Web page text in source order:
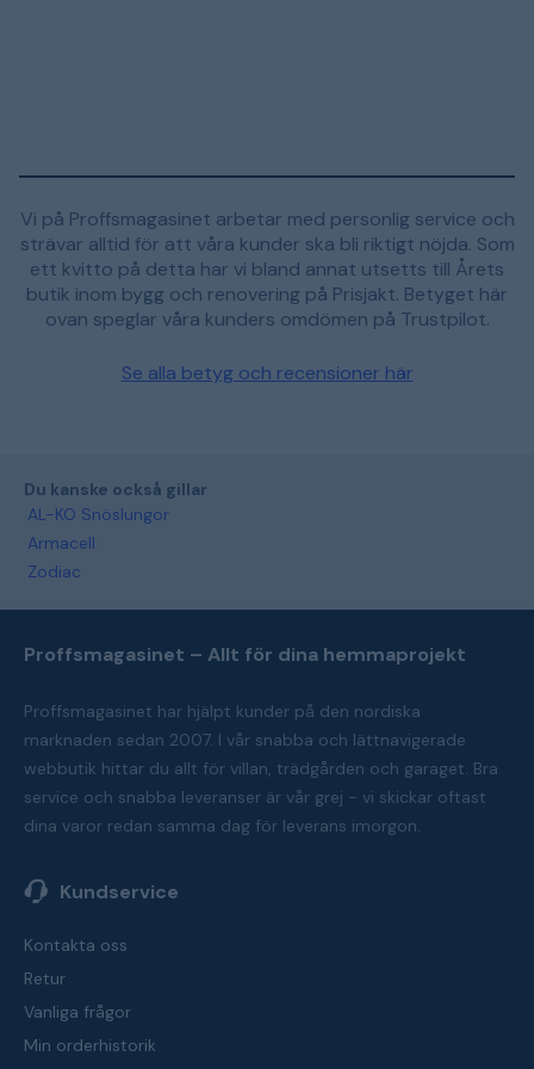
Vi på Proffsmagasinet arbetar med personlig service och
strävar alltid för att våra kunder ska bli riktigt nöjda. Som
ett kvitto på detta har vi bland annat utsetts till Årets
butik inom bygg och renovering på Prisjakt. Betyget här
ovan speglar våra kunders omdömen på Trustpilot.
Se alla betyg och recensioner här
Du kanske också gillar
AL-KO Snöslungor
Armacell
Zodiac
Proffsmagasinet – Allt för dina hemmaprojekt
Proffsmagasinet har hjälpt kunder på den nordiska
marknaden sedan 2007. I vår snabba och lättnavigerade
webbutik hittar du allt för villan, trädgården och garaget. Bra
service och snabba leveranser är vår grej - vi skickar oftast
dina varor redan samma dag för leverans imorgon.
Kundservice
Kontakta oss
Retur
Vanliga frågor
Min orderhistorik